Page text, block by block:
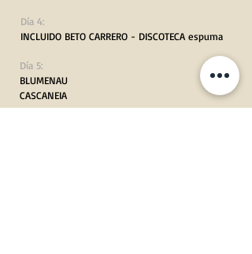
Día 4:
INCLUIDO BETO CARRERO - DISCOTECA espuma
Día 5:
BLUMENAU
CASCANEIA